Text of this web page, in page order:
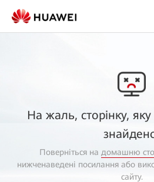
На жаль, сторінку,
Поверніться на домашню
нижченаведені посилання або
сайту.